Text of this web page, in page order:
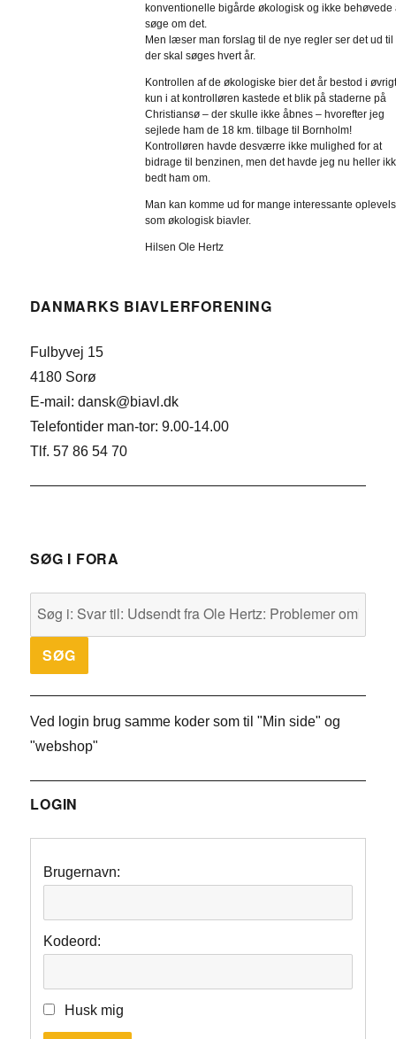
konventionelle bigårde økologisk og ikke behøvede
søge om det.
Men læser man forslag til de nye regler ser det ud til
der skal søges hvert år.
Kontrollen af de økologiske bier det år bestod i
kun i at kontrolløren kastede et blik på staderne på
Christiansø – der skulle ikke åbnes – hvorefter jeg
sejlede ham de 18 km. tilbage til Bornholm!
Kontrolløren havde desværre ikke mulighed for at
bidrage til benzinen, men det havde jeg nu heller
bedt ham om.
Man kan komme ud for mange interessante
som økologisk biavler.
Hilsen Ole Hertz
DANMARKS BIAVLERFORENING
Fulbyvej 15
4180 Sorø
E-mail: dansk@biavl.dk
Telefontider man-tor: 9.00-14.00
Tlf. 57 86 54 70
SØG I FORA
Ved login brug samme koder som til "Min side" og
"webshop"
LOGIN
Brugernavn:
Kodeord:
Husk mig